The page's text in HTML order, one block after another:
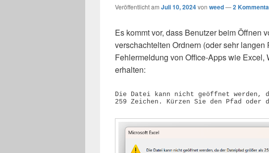
Veröffentlicht am Juli 10, 2024von weed—2
Es kommt vor, dass Benutzer beim Öffnen
verschachtelten Ordnern (oder sehr langen
Fehlermeldung von Office-Apps wie Excel,
erhalten:
Die Datei kann nicht geöffnet werden,
259 Zeichen. Kürzen Sie den Pfad oder